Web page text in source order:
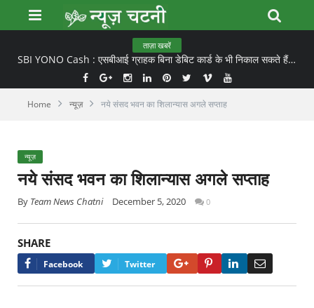
ताज़ा खबरें
SBI YONO Cash : एसबीआई ग्राहक बिना डेबिट कार्ड के भी निकाल सकते हैं ATM से कैश
Home न्यूज़ नये संसद भवन का शिलान्यास अगले सप्ताह
न्यूज़
नये संसद भवन का शिलान्यास अगले सप्ताह
By Team News Chatni December 5, 2020 0
SHARE
Facebook Twitter Google+PinterestLinkedIn